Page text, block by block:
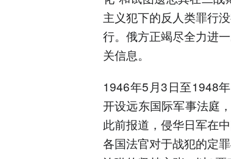
主义犯下的反人类罪行
行。俄方正竭尽全力进
关信息。
1946年5月3日至1948
开设远东国际军事法庭
此前报道，侵华日军在
各国法官对于战犯的定